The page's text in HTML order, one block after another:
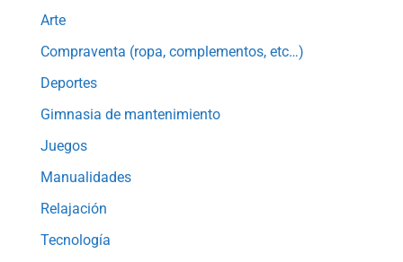
Arte
Compraventa (ropa, complementos, etc…)
Deportes
Gimnasia de mantenimiento
Juegos
Manualidades
Relajación
Tecnología